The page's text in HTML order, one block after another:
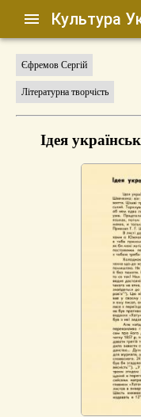
Культура
Єфремов Сергій
Літературна творчість
Ідея